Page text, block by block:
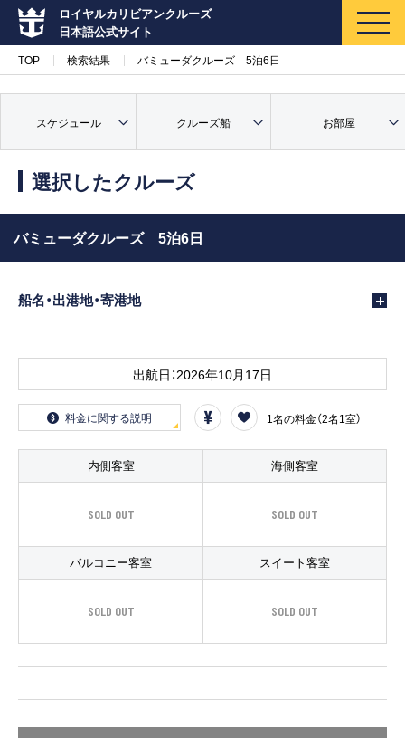
ロイヤルカリビアンクルーズ
日本語公式サイト
マイページ
クルーズ検索
クルーズの楽しみ方
船内へようこそ
客船のご案内
寄港地ガイド
トピックス パンフレット
れる理由
TOP 検索結果 バミューダクルーズ 5泊6日
スケジュール クルーズ船 お部屋
選択したクルーズ
バミューダクルーズ 5泊6日
船名・出港地・寄港地
出航日：2026年10月17日
料金に関する説明 1名の料金（2名1室）
内側客室
SOLD OUT
海側客室
SOLD OUT
バルコニー客室
SOLD OUT
スイート客室
SOLD OUT